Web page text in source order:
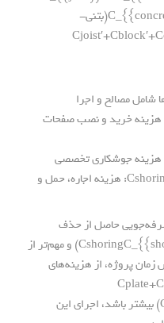
(بتنی-
Cjoist′+Cblock′+C
شامل مصالح و اجرا
خرید و نصب صفحات
جوشکاری تخصصی
: هزینه اجاره، حمل و
حاصل از حذف
) و مهم‌تر از
پروژه، از هزینه‌های
) بیشتر باشد، اجرای این